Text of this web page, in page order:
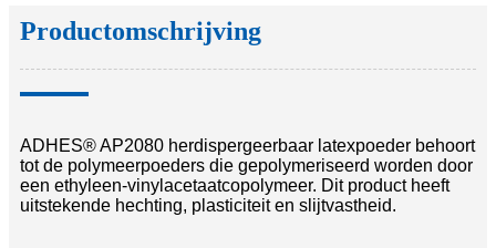
Productomschrijving
ADHES® AP2080 herdispergeerbaar latexpoeder behoort
tot de polymeerpoeders die gepolymeriseerd worden door
een ethyleen-vinylacetaatcopolymeer. Dit product heeft
uitstekende hechting, plasticiteit en slijtvastheid.